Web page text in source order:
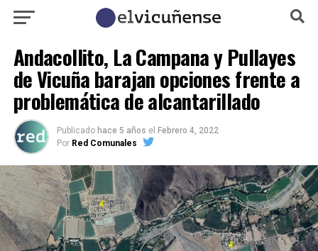
Andacollito, La Campana y Pullayes
de Vicuña barajan opciones frente a
problemática de alcantarillado
Publicado hace 5 años el Febrero 4, 2022
Por Red Comunales